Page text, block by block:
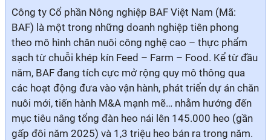
Công ty Cổ phần Nông nghiệp BAF Việt Nam (Mã:
BAF) là một trong những doanh nghiệp tiên phong
theo mô hình chăn nuôi công nghệ cao – thực phẩm
sạch từ chuỗi khép kín Feed – Farm – Food. Kể từ đầu
năm, BAF đang tích cực mở rộng quy mô thông qua
các hoạt động đưa vào vận hành, phát triển dự án chăn
nuôi mới, tiến hành M&A mạnh mẽ… nhằm hướng đến
mục tiêu nâng tổng đàn heo nái lên 145.000 heo (gần
gấp đôi năm 2025) và 1,3 triệu heo bán ra trong năm.